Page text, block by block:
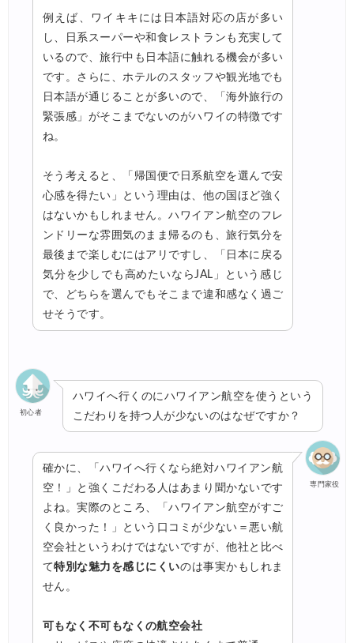
例えば、ワイキキには日本語対応の店が多い
し、日系スーパーや和食レストランも充実して
いるので、旅行中も日本語に触れる機会が多い
です。さらに、ホテルのスタッフや観光地でも
日本語が通じることが多いので、「海外旅行の
緊張感」がそこまでないのがハワイの特徴です
ね。
そう考えると、「帰国便で日系航空を選んで安
心感を得たい」という理由は、他の国ほど強く
はないかもしれません。ハワイアン航空のフレ
ンドリーな雰囲気のまま帰るのも、旅行気分を
最後まで楽しむにはアリですし、「日本に戻る
気分を少しでも高めたいならJAL」という感じ
で、どちらを選んでもそこまで違和感なく過ご
せそうです。
初心者
ハワイへ行くのにハワイアン航空を使うという
こだわりを持つ人が少ないのはなぜですか？
専門家役
確かに、「ハワイへ行くなら絶対ハワイアン航
空！」と強くこだわる人はあまり聞かないです
よね。実際のところ、「ハワイアン航空がすご
く良かった！」という口コミが少ない＝悪い航
空会社というわけではないですが、他社と比べ
て特別な魅力を感じにくいのは事実かもしれま
せん。
可もなく不可もなくの航空会社